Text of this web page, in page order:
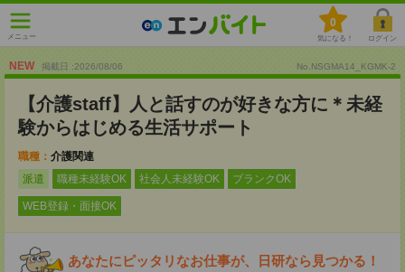
メニュー
0
気になる！ ログイン
NEW 掲載日 :2026/08/06 No.NSGMA14_KGMK-2
【介護staff】人と話すのが好きな方に＊未経
験からはじめる生活サポート
職種： 介護関連
派遣
職種未経験OK 社会人未経験OK ブランクOK
WEB登録・面接OK
あなたにピッタリなお仕事が、日研なら見つかる！